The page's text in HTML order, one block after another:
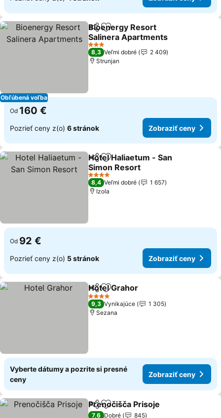
Obľúbená voľba
ZdieľaťPridať do obľúbených
Bioenergy Resort
Salinera Apartments
3 Počet hviezdičiek
8,3 Veľmi dobré
2 409
Strunjan
Od 160 €
Pozrieť ceny z(o) 6 stránok Zobraziť ceny
ZdieľaťPridať do obľúbených
Hotel Haliaetum - San
Simon Resort
4 Počet hviezdičiek
8,4 Veľmi dobré
1 657
Izola
Od 92 €
Pozrieť ceny z(o) 5 stránok Zobraziť ceny
ZdieľaťPridať do obľúbených
Hotel Grahor
4 Počet hviezdičiek
9,3 Vynikajúce
1 305
Sezana
Vyberte dátumy a pozrite si presné
ceny
Zobraziť ceny
ZdieľaťPridať do obľúbených
Prenočišča Prisoje
7,6 Dobré 845